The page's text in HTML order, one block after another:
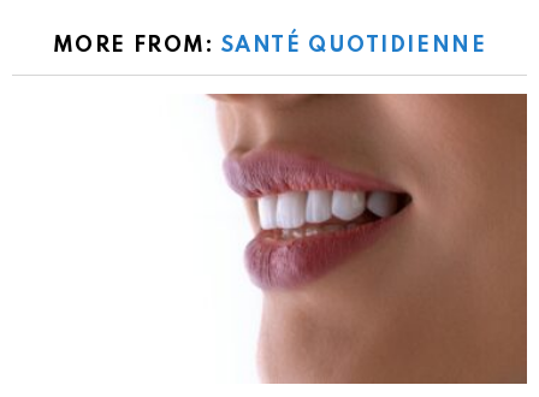
MORE FROM: SANTÉ QUOTIDIENNE